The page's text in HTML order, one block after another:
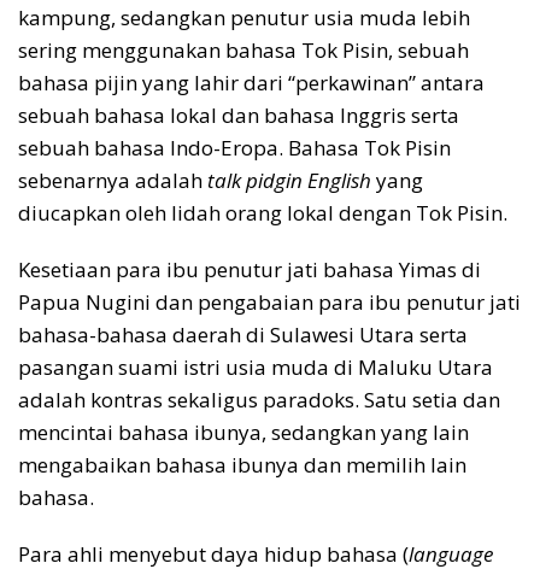
kampung, sedangkan penutur usia muda lebih
sering menggunakan bahasa Tok Pisin, sebuah
bahasa pijin yang lahir dari “perkawinan” antara
sebuah bahasa lokal dan bahasa Inggris serta
sebuah bahasa Indo-Eropa. Bahasa Tok Pisin
sebenarnya adalah talk pidgin English yang
diucapkan oleh lidah orang lokal dengan Tok Pisin.
Kesetiaan para ibu penutur jati bahasa Yimas di
Papua Nugini dan pengabaian para ibu penutur jati
bahasa-bahasa daerah di Sulawesi Utara serta
pasangan suami istri usia muda di Maluku Utara
adalah kontras sekaligus paradoks. Satu setia dan
mencintai bahasa ibunya, sedangkan yang lain
mengabaikan bahasa ibunya dan memilih lain
bahasa.
Para ahli menyebut daya hidup bahasa (language